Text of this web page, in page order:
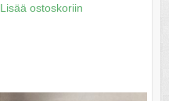
Lisää ostoskoriin